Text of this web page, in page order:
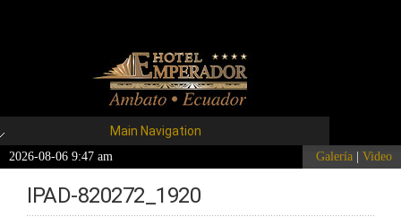
Main Navigation
2026-08-06 9:47 am Galería Video
IPAD-820272_1920